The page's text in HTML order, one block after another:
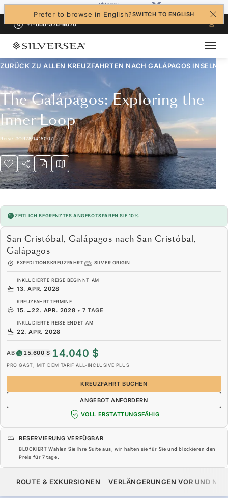
Prefer to browse in English?SWITCH TO ENGLISH
+1-888-978-4070
ZURÜCK ZU ALLEN KREUZFAHRTEN NACH GALÁPAGOS INSELN
The Galápagos: Exploring the
Inner Loop
Reise #OR280415007
ZEITLICH BEGRENZTES ANGEBOTSPAREN SIE 10%
San Cristóbal, Galápagos nach San Cristóbal,
Galápagos
EXPEDITIONSKREUZFAHRT SILVER ORIGIN
INKLUDIERTE REISE BEGINNT AM
13. APR. 2028
KREUZFAHRTTERMINE
15. →22. APR. 2028 •7 TAGE
INKLUDIERTE REISE ENDET AM
22. APR. 2028
AB 15.600 $ 14.040 $
PRO GAST, MIT DEM TARIF ALL-INCLUSIVE PLUS
KREUZFAHRT BUCHEN
ANGEBOT ANFORDERN
VOLL ERSTATTUNGSFÄHIG
RESERVIERUNG VERFÜGBAR
BLOCKIERT Wählen Sie Ihre Suite aus, wir halten sie für Sie und blockieren den
Preis für 7 tage.
14.040 $
ROUTE & EXKURSIONEN VERLÄNGERUNGEN VOR UND